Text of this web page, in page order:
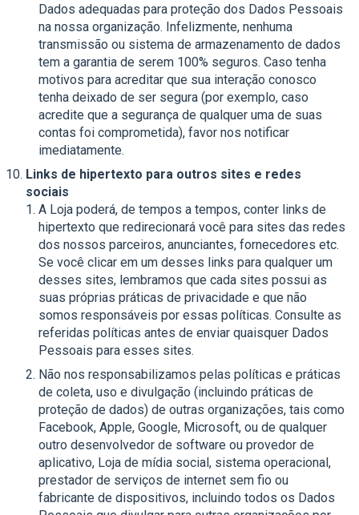
Dados adequadas para proteção dos Dados Pessoais
na nossa organização. Infelizmente, nenhuma
transmissão ou sistema de armazenamento de dados
tem a garantia de serem 100% seguros. Caso tenha
motivos para acreditar que sua interação conosco
tenha deixado de ser segura (por exemplo, caso
acredite que a segurança de qualquer uma de suas
contas foi comprometida), favor nos notificar
imediatamente.
Links de hipertexto para outros sites e redes
sociais
A Loja poderá, de tempos a tempos, conter links de
hipertexto que redirecionará você para sites das redes
dos nossos parceiros, anunciantes, fornecedores etc.
Se você clicar em um desses links para qualquer um
desses sites, lembramos que cada sites possui as
suas próprias práticas de privacidade e que não
somos responsáveis por essas políticas. Consulte as
referidas políticas antes de enviar quaisquer Dados
Pessoais para esses sites.
Não nos responsabilizamos pelas políticas e práticas
de coleta, uso e divulgação (incluindo práticas de
proteção de dados) de outras organizações, tais como
Facebook, Apple, Google, Microsoft, ou de qualquer
outro desenvolvedor de software ou provedor de
aplicativo, Loja de mídia social, sistema operacional,
prestador de serviços de internet sem fio ou
fabricante de dispositivos, incluindo todos os Dados